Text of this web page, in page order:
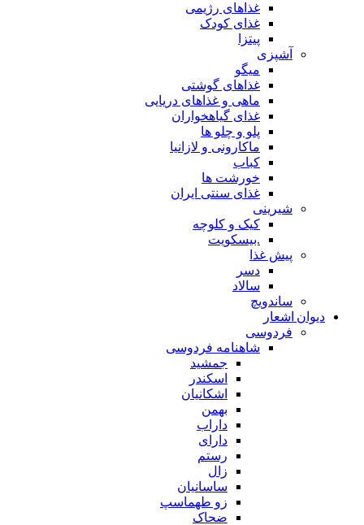
غذاهای رژیمی
غذای کودک
پیتزا
آشپزی
میگو
غذاهای گوشتی
ماهی و غذاهای دریایی
غذای گیاهخواران
پلو و چلو ها
ماکارونی و لازانیا
کباب
خورشت ها
غذای سنتی ایران
شیرینی
کیک و کلوچه
.بیسکویت
پیش غذا
دسر
سالاد
ساندویچ
دیوان اشعار
فردوسی
شاهنامه فردوسی
جمشید
اسکندر
اشکانیان
بهمن
داراب
دارای
رستم
زال
ساسانیان
زو طهماسپ‏
ضحاک